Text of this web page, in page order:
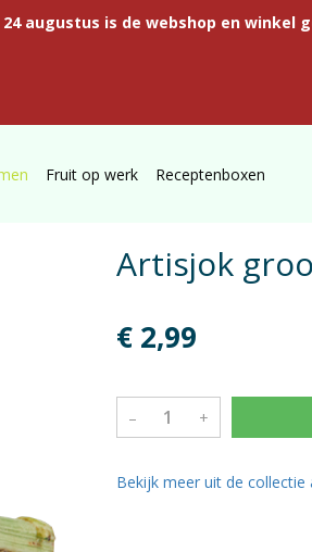
augustus is de webshop en winkel
Fruit op werk Receptenboxen
Artisjok
€ 2,99
– +
Bekijk meer uit de collectie